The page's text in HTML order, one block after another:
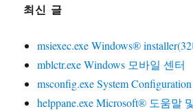
최신 글
msiexec.exe Windows®
mblctr.exe Windows 모바일 센터
msconfig.exe System
helppane.exe Microsoft® 도움말